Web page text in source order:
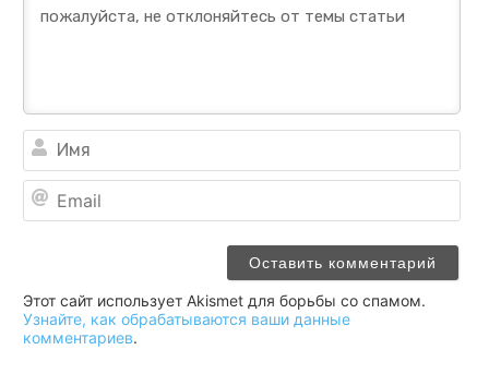
Этот сайт использует Akismet для борьбы со спамом.
Узнайте, как обрабатываются ваши данные
комментариев.